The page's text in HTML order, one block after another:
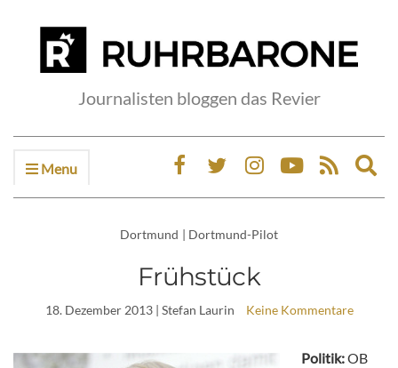
Journalisten bloggen das Revier
Menu
Dortmund | Dortmund-Pilot
Frühstück
18. Dezember 2013| Stefan Laurin Keine Kommentare
Politik:OB